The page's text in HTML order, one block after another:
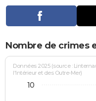
S'inscrire
Se connecter
Lycées
Collèges
Primaires
Universités
Entreprises
Service militaire
Avis de recherche
AVIS DE DÉCÈS
FORUM
Bricolage
Lifestyle
Culture
Sport
Auto
Television
Voyage
Cinema
Nombre de crimes
Données 2025 (source :
l'Intérieur et des Outre-Mer)
10